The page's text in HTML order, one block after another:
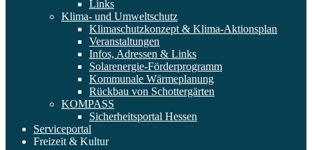
Links
Klima- und Umweltschutz
Klimaschutzkonzept & Klima-Aktionsplan
Veranstaltungen
Infos, Adressen & Links
Solarenergie-Förderprogramm
Kommunale Wärmeplanung
Rückbau von Schottergärten
KOMPASS
Sicherheitsportal Hessen
Serviceportal
Freizeit & Kultur